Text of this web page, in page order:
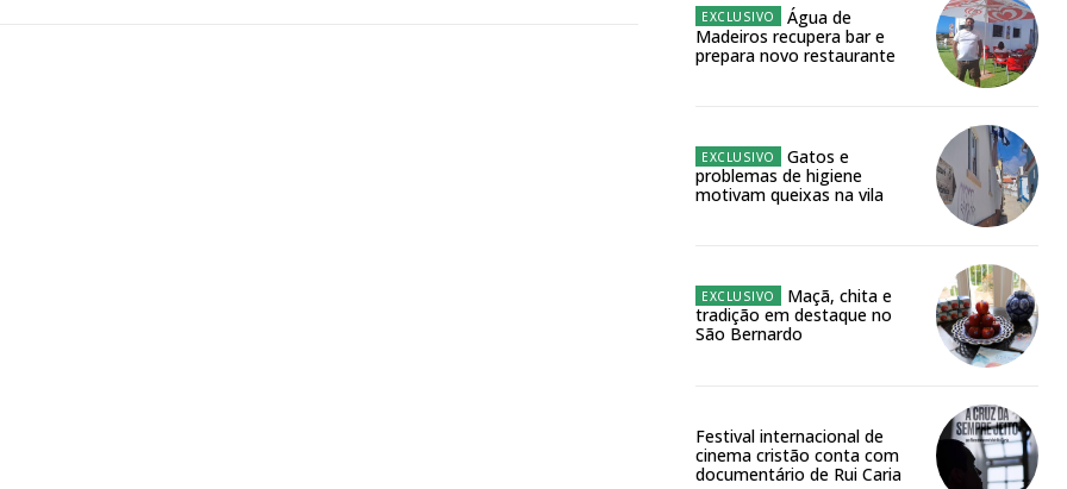
Água de
Madeiros recupera bar e
prepara novo restaurante
Gatos e
problemas de higiene
motivam queixas na vila
Maçã, chita e
tradição em destaque no
São Bernardo
Festival internacional de
cinema cristão conta com
documentário de Rui Caria